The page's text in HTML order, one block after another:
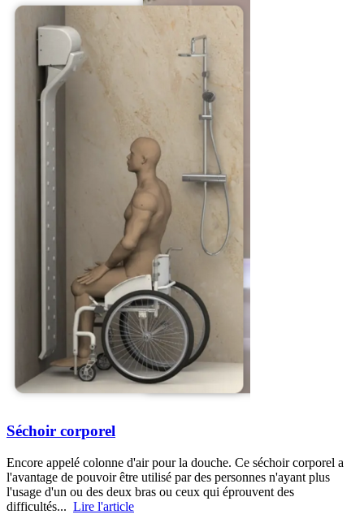
Séchoir corporel
Encore appelé colonne d'air pour la douche. Ce séchoir corporel a
l'avantage de pouvoir être utilisé par des personnes n'ayant plus
l'usage d'un ou des deux bras ou ceux qui éprouvent des
difficultés... Lire l'article